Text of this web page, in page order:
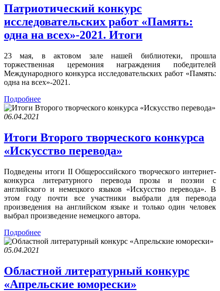
Патриотический конкурс
исследовательских работ «Память:
одна на всех»-2021. Итоги
23 мая, в актовом зале нашей библиотеки, прошла
торжественная церемония награждения победителей
Международного конкурса исследовательских работ «Память:
одна на всех»-2021.
Подробнее
06.04.2021
Итоги Второго творческого конкурса
«Искусство перевода»
Подведены итоги II Общероссийского творческого интернет-
конкурса литературного перевода прозы и поэзии с
английского и немецкого языков «Искусство перевода». В
этом году почти все участники выбрали для перевода
произведения на английском языке и только один человек
выбрал произведение немецкого автора.
Подробнее
05.04.2021
Областной литературный конкурс
«Апрельские юморески»